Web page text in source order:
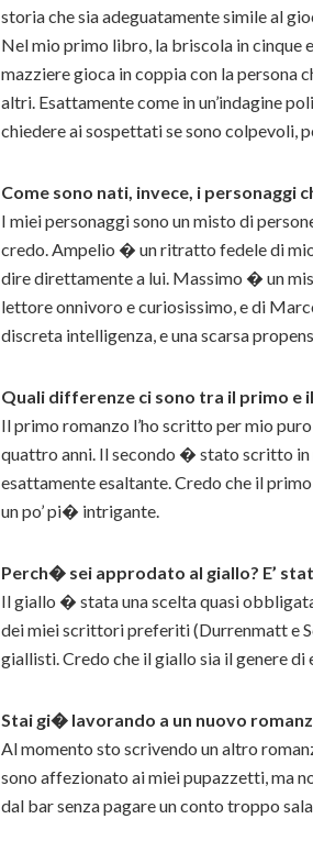
storia che sia adeguatamente simile al
Nel mio primo libro, la briscola in cinque
mazziere gioca in coppia con la persona
altri. Esattamente come in un’indagine
chiedere ai sospettati se sono colpevoli,
Come sono nati, invece, i personaggi
I miei personaggi sono un misto di
credo. Ampelio � un ritratto fedele di
dire direttamente a lui. Massimo � un
lettore onnivoro e curiosissimo, e di
discreta intelligenza, e una scarsa
Quali differenze ci sono tra il primo e
Il primo romanzo l’ho scritto per mio
quattro anni. Il secondo � stato scritto in
esattamente esaltante. Credo che il
un po’ pi� intrigante.
Perch� sei approdato al giallo? E’
Il giallo � stata una scelta quasi
dei miei scrittori preferiti (Durrenmatt e
giallisti. Credo che il giallo sia il genere di
Stai gi� lavorando a un nuovo
Al momento sto scrivendo un altro
sono affezionato ai miei pupazzetti, ma
dal bar senza pagare un conto troppo